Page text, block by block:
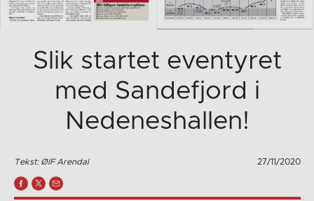
Slik startet eventyret
med Sandefjord i
Nedeneshallen!
Tekst: ØIF Arendal 27/11/2020